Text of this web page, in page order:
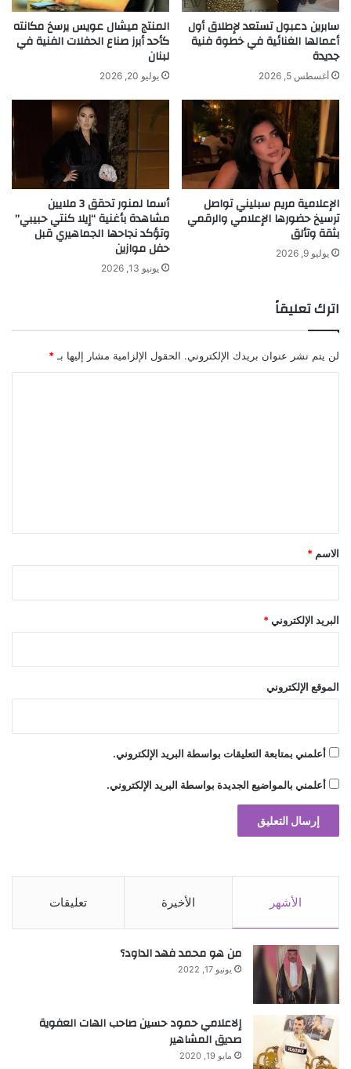
و
د
ل
ل
ن
ل
ح
ل
ا
م
!
ن
و
ي
و
ا
ة
م
ؤ
ث
ر
.
.
سابرين دعبول تستعد لإطلاق أول
أعمالها الغنائية في خطوة فنية
جديدة
أغسطس 5, 2026
​المنتج ميشال عويس يرسخ مكانته
كأحد أبرز صناع الحفلات الفنية في
لبنان
يوليو 20, 2026
الإعلامية مريم سبليني تواصل
ترسيخ حضورها الإعلامي والرقمي
بثقة وتألق
يوليو 9, 2026
أسما لمنور تحقق 3 ملايين
مشاهدة بأغنية “إيلا كنتي حبيبي”
وتؤكد نجاحها الجماهيري قبل
حفل موازين
يونيو 13, 2026
اترك تعليقاً
لن يتم نشر عنوان بريدك الإلكتروني. الحقول الإلزامية مشار إليها بـ *
*
الاسم *
البريد الإلكتروني*
الموقع الإلكتروني
أعلمني بمتابعة التعليقات بواسطة البريد الإلكتروني.
أعلمني بالمواضيع الجديدة بواسطة البريد الإلكتروني.
الأشهر الأخيرة تعليقات
من هو محمد فهد الداود؟
يونيو 17, 2022
إلاعلامي حمود حسين صاحب الهات العفوية
صديق المشاهير
مايو 19, 2020